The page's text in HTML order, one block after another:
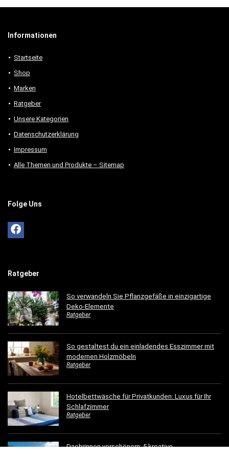
Informationen
Startseite
Shop
Marken
Ratgeber
Unsere Kategorien
Datenschutzerklärung
Impressum
Alle Themen und Produkte – Sitemap
Folge Uns
Ratgeber
So verwandeln Sie Pflanzgefäße in einzigartige
Deko-Elemente
Ratgeber
So gestaltest du ein einladendes Esszimmer mit
modernen Holzmöbeln
Ratgeber
Hotelbettwäsche für Privatkunden: Luxus für Ihr
Schlafzimmer
Ratgeber
Dachrinnen verschönern: 5 kreative